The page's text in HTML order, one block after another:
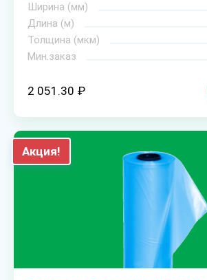
Ширина (мм)
Длина (м)
Толщина (мкм)
Мин.заказ
2 051.30 ₽
Акция!